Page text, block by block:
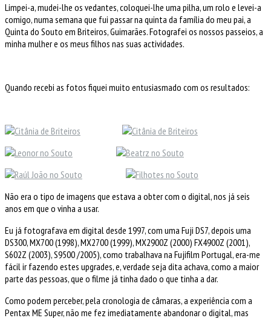
Limpei-a, mudei-lhe os vedantes, coloquei-lhe uma pilha, um rolo e levei-a
comigo, numa semana que fui passar na quinta da família do meu pai, a
Quinta do Souto em Briteiros, Guimarães. Fotografei os nossos passeios, a
minha mulher e os meus filhos nas suas actividades.
Quando recebi as fotos fiquei muito entusiasmado com os resultados:
Não era o tipo de imagens que estava a obter com o digital, nos já seis
anos em que o vinha a usar.
Eu já fotografava em digital desde 1997, com uma Fuji DS7, depois uma
DS300, MX700 (1998), MX2700 (1999), MX2900Z (2000) FX4900Z (2001),
S602Z (2003), S9500 /2005), como trabalhava na Fujifilm Portugal, era-me
fácil ir fazendo estes upgrades, e, verdade seja dita achava, como a maior
parte das pessoas, que o filme já tinha dado o que tinha a dar.
Como podem perceber, pela cronologia de câmaras, a experiência com a
Pentax ME Super, não me fez imediatamente abandonar o digital, mas